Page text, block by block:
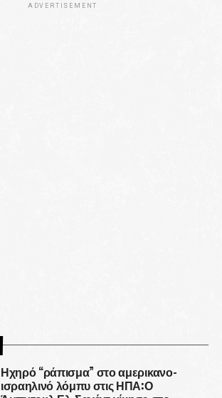
ADVERTISEMENT
Ηχηρό “ράπισμα” στο αμερικανο-
ισραηλινό λόμπυ στις ΗΠΑ:Ο